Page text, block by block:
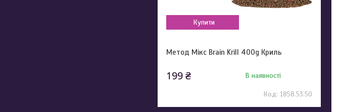
Купити
Метод Мікс Brain Krill 400g Криль
199 ₴ В наявності
1858.53.50